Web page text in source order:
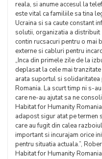
reala, si anume accesul la
este vital ca familiile sa tina
Ucraina si sa caute constant
solutii, organizatia a
contin rucsacuri pentru o mai
externe si cabluri pentru
„Inca din primele zile de la
deplasat la cele mai
arata suportul si solidaritatea
Romania. La scurt timp ni s-
care ne-au ajutat sa ne
Habitat for Humanity
adapost sigur atat pe termen
care au fugit din calea
important si incurajam orice
pentru situatia actuala.”,
Habitat for Humanity